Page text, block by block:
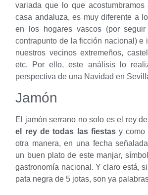
variada que lo que
casa andaluza, es muy diferente a
en los hogares vascos (por
contrapunto de la ficción nacional) e
nuestros vecinos extremeños,
etc. Por ello, este análisis lo
perspectiva de una Navidad en
Jamón
El jamón serrano no solo es el rey
el rey de todas las fiestasy como
otra manera, en una fecha
un buen plato de este manjar,
gastronomía nacional. Y claro está,
pata negra de 5 jotas, son ya